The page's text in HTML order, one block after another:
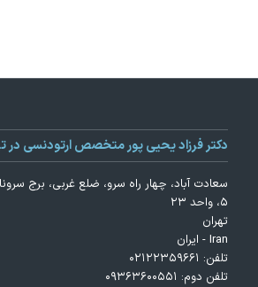
دکتر فرزاد یحیی پور متخصص ارتودنسی در
سعادت آباد، چهار راه سرو، ضلع غربی، برج
۵، واحد ۲۳
تهران
Iran - ایران
تلفن: ۰۲۱۲۲۳۵۹۶۶۱
تلفن دوم: ۰۹۳۶۳۶۰۰۵۵۱